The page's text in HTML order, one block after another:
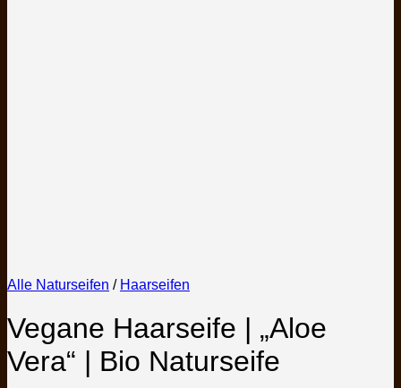
Alle Naturseifen / Haarseifen
Vegane Haarseife | „Aloe
Vera“ | Bio Naturseife